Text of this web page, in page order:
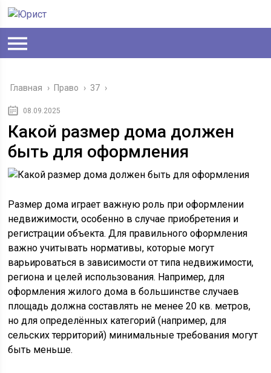
Главная › Право › 37 ›
08.09.2025
Какой размер дома должен
быть для оформления
Размер дома играет важную роль при оформлении
недвижимости, особенно в случае приобретения и
регистрации объекта. Для правильного оформления
важно учитывать нормативы, которые могут
варьироваться в зависимости от типа недвижимости,
региона и целей использования. Например, для
оформления жилого дома в большинстве случаев
площадь должна составлять не менее 20 кв. метров,
но для определённых категорий (например, для
сельских территорий) минимальные требования могут
быть меньше.